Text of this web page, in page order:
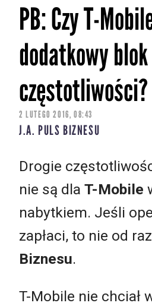
PB: Czy T-
dodatkowy blok
częstotliwości?
2 LUTEGO 2016, 08:43
J.A. PULS BIZNESU
Drogie
nie są dla T-Mobile
nabytkiem. Jeśli
zapłaci, to nie od
Biznesu.
T-Mobile nie chciał